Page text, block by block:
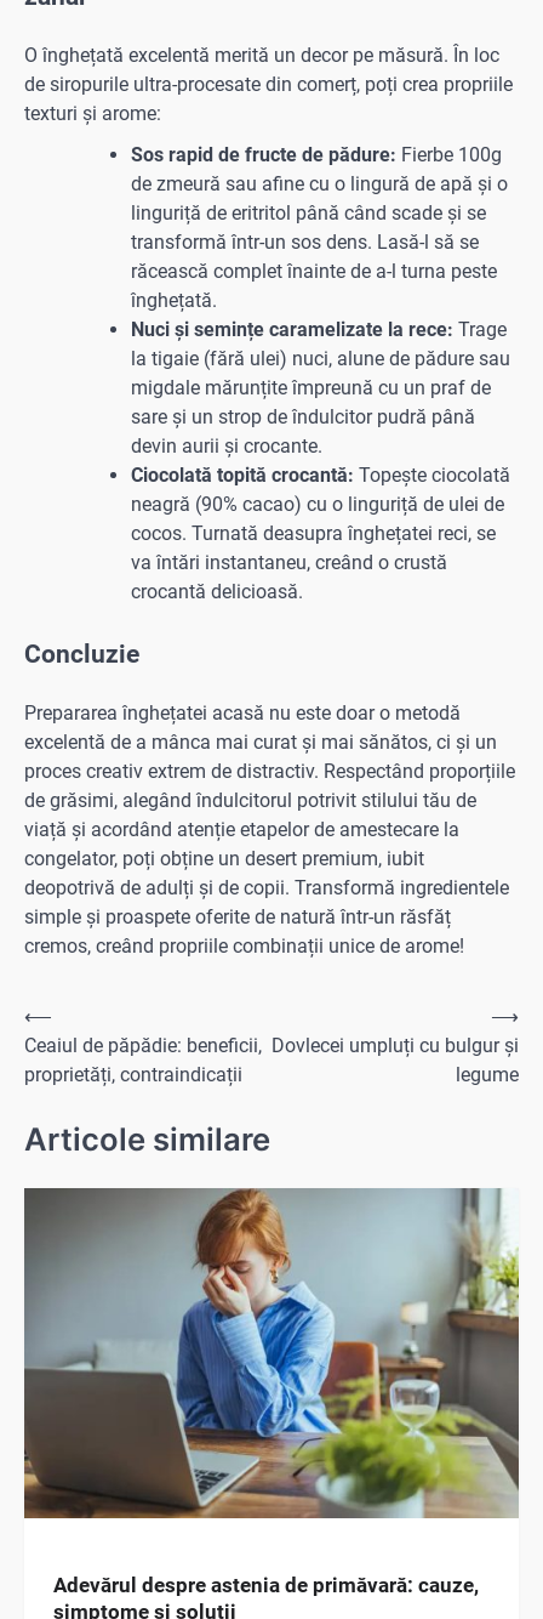
O înghețată excelentă merită un decor pe măsură. În loc
de siropurile ultra-procesate din comerț, poți crea propriile
texturi și arome:
Sos rapid de fructe de pădure: Fierbe 100g
de zmeură sau afine cu o lingură de apă și o
linguriță de eritritol până când scade și se
transformă într-un sos dens. Lasă-l să se
răcească complet înainte de a-l turna peste
înghețată.
Nuci și semințe caramelizate la rece: Trage
la tigaie (fără ulei) nuci, alune de pădure sau
migdale mărunțite împreună cu un praf de
sare și un strop de îndulcitor pudră până
devin aurii și crocante.
Ciocolată topită crocantă: Topește ciocolată
neagră (90% cacao) cu o linguriță de ulei de
cocos. Turnată deasupra înghețatei reci, se
va întări instantaneu, creând o crustă
crocantă delicioasă.
Concluzie
Prepararea înghețatei acasă nu este doar o metodă
excelentă de a mânca mai curat și mai sănătos, ci și un
proces creativ extrem de distractiv. Respectând proporțiile
de grăsimi, alegând îndulcitorul potrivit stilului tău de
viață și acordând atenție etapelor de amestecare la
congelator, poți obține un desert premium, iubit
deopotrivă de adulți și de copii. Transformă ingredientele
simple și proaspete oferite de natură într-un răsfăț
cremos, creând propriile combinații unice de arome!
Navigare
în
articole
⟵
Ceaiul de păpădie: beneficii,
proprietăți, contraindicații
Dovlecei umpluți cu bulgur și
legume
⟶
Articole similare
Adevărul despre astenia de primăvară: cauze,
simptome și soluții